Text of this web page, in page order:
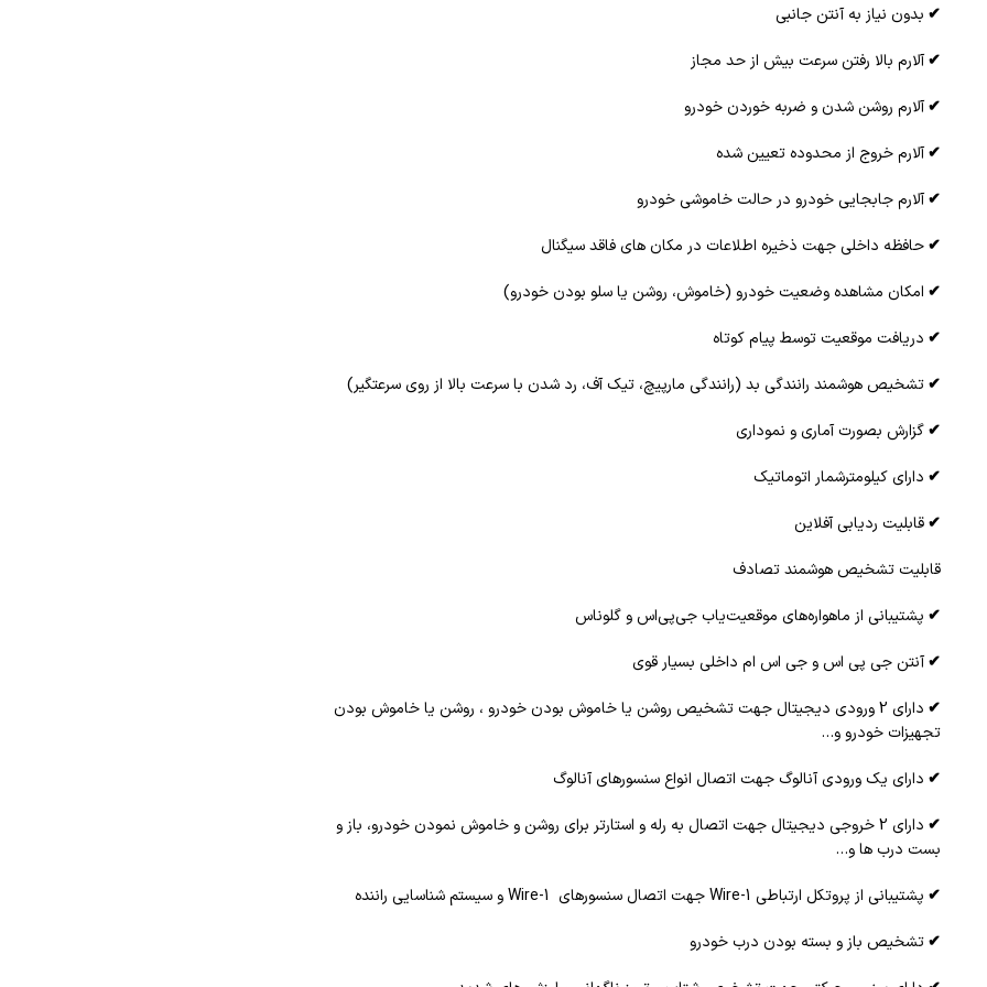
✔ بدون نياز به آنتن جانبی
✔آلارم بالا رفتن سرعت بيش از حد مجاز
✔آلارم روشن شدن و ضربه خوردن خودرو
✔آلارم خروج از محدوده تعيين شده
✔آلارم جابجايی خودرو در حالت خاموشی خودرو
✔حافظه داخلي جهت ذخيره اطلاعات در مكان های فاقد سيگنال
✔ امكان مشاهده وضعيت خودرو (خاموش، روشن یا سلو بودن خودرو)
✔ دريافت موقعيت توسط پيام كوتاه
✔تشخیص هوشمند رانندگی بد (رانندگی مارپیچ، تیک آف، رد شدن با سرعت بالا از روی سرعتگیر)
✔گزارش بصورت آماری و نموداری
✔ دارای کیلومترشمار اتوماتیک
✔قابلیت ردیابی آفلاین
قابلیت تشخیص هوشمند تصادف
✔ پشتیبانی از ماهواره‌های موقعیت‌یاب جی‌پی‌اس و گلوناس
✔آنتن جی پی اس و جی اس ام داخلی بسیار قوی
✔
دارای 2 ورودی دیجیتال جهت تشخیص روشن یا خاموش بودن خودرو ، روشن یا خاموش بودن
تجهیزات خودرو و…
✔ دارای یک ورودی آنالوگ جهت اتصال انواع سنسورهای آنالوگ
✔
دارای 2 خروجی دیجیتال جهت اتصال به رله و استارتر برای روشن و خاموش نمودن خودرو، باز و
بست درب ها و…
✔ پشتیبانی از پروتکل ارتباطی 1-Wire جهت اتصال سنسورهای 1-Wire و سیستم شناسایی راننده
✔تشخیص باز و بسته بودن درب خودرو